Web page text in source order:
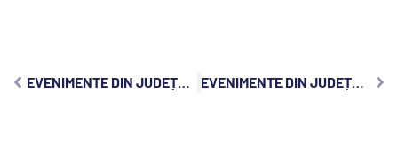
EVENIMENTE DIN JUDEȚUL CLUJ, DUMINICĂ, 7 IULIE 2024: EVENIMENTE DIN JUDEȚUL CLUJ, MIERCURI, 10 IULIE 2024: